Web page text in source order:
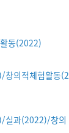
동(2022)
의적체험활동(2
실과(2022)/창의